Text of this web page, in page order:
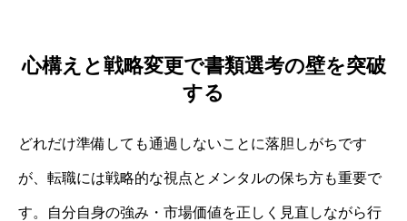
心構えと戦略変更で書類選考の壁を突破
する
どれだけ準備しても通過しないことに落胆しがちです
が、転職には戦略的な視点とメンタルの保ち方も重要で
す。自分自身の強み・市場価値を正しく見直しながら行